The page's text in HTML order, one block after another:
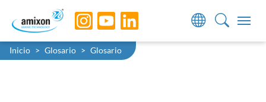
Skip to main navigation
Skip to main content
Skip to page footer
You are here:
Inicio Glosario Glosario